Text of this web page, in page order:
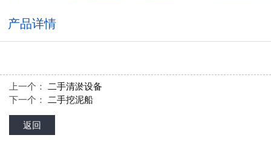
产品详情
上一个：二手清淤设备
下一个：二手挖泥船
返回